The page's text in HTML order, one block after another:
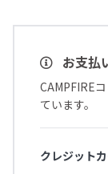
お支払
CAMPFIRE
ています。
クレジット